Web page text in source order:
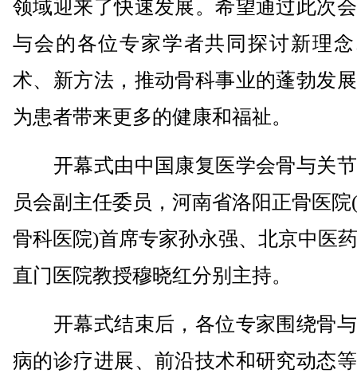
领域迎来了快速发展。希望通过此次
与会的各位专家学者共同探讨新理
术、新方法，推动骨科事业的蓬勃发
为患者带来更多的健康和福祉。
开幕式由中国康复医学会骨与关
员会副主任委员，河南省洛阳正骨医院
骨科医院)首席专家孙永强、北京中医
直门医院教授穆晓红分别主持。
开幕式结束后，各位专家围绕骨
病的诊疗进展、前沿技术和研究动态